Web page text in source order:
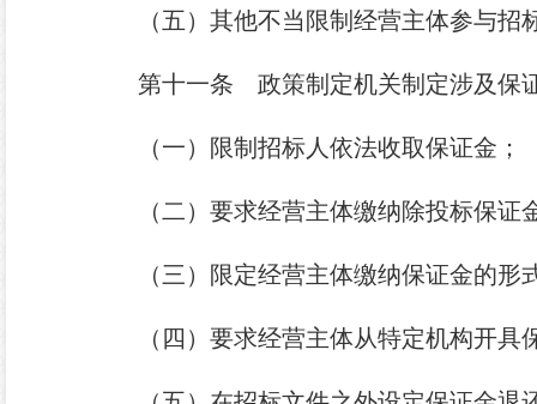
（五）其他不当限制经营主体参与招
第十一条 政策制定机关制定涉及保
（一）限制招标人依法收取保证金；
（二）要求经营主体缴纳除投标保
（三）限定经营主体缴纳保证金的形
（四）要求经营主体从特定机构开具